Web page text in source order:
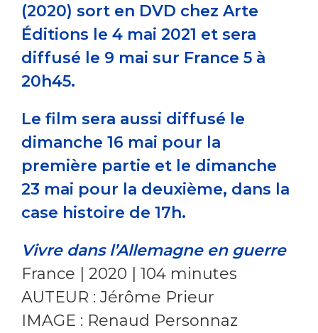
(2020) sort en DVD chez Arte
Éditions le 4 mai 2021 et sera
diffusé le 9 mai sur France 5 à
20h45.
Le film sera aussi diffusé le
dimanche 16 mai pour la
première partie et le dimanche
23 mai pour la deuxième, dans la
case histoire de 17h.
Vivre dans l’Allemagne en guerre
France | 2020 | 104 minutes
AUTEUR : Jérôme Prieur
IMAGE : Renaud Personnaz